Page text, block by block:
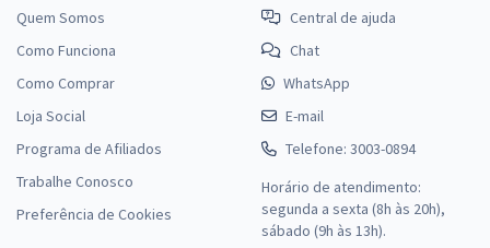
Quem Somos
Como Funciona
Como Comprar
Loja Social
Programa de Afiliados
Trabalhe Conosco
Preferência de Cookies
Central de ajuda
Chat
WhatsApp
E-mail
Telefone: 3003-0894
Horário de atendimento:
segunda a sexta (8h às 20h),
sábado (9h às 13h).